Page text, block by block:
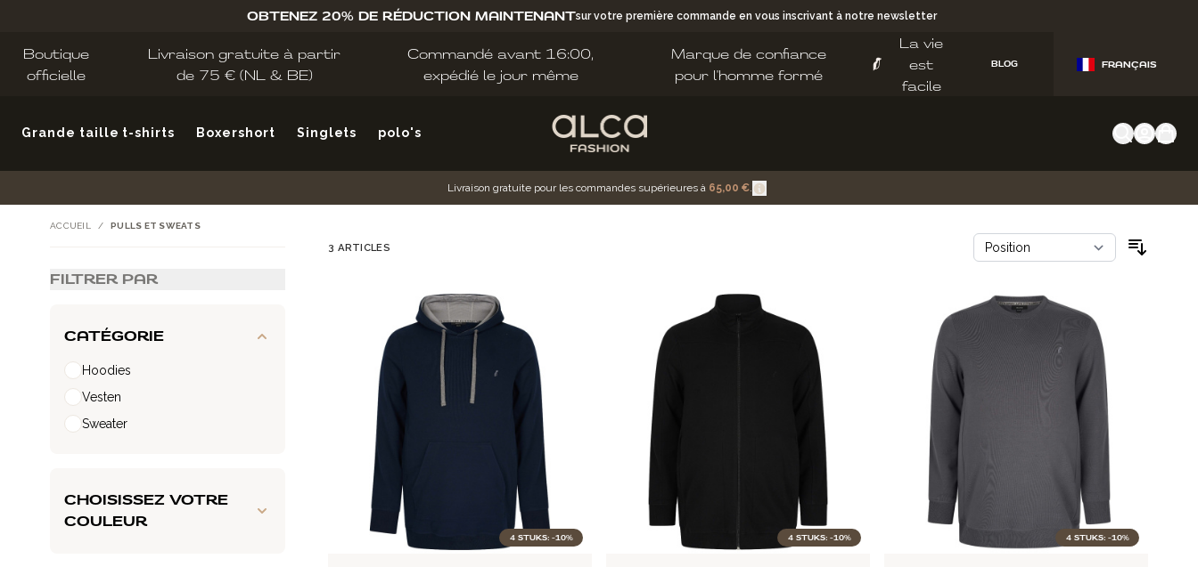
OBTENEZ 20% DE RÉDUCTION MAINTENANTsur votre première commande en vous inscrivant à notre newsletter
Boutique
officielle
Livraison gratuite à partir
de 75 € (NL & BE)
Commandé avant 16:00,
expédié le jour même
Marque de confiance
pour l'homme formé
La vie
est
facile
BLOG FRANÇAIS
Grande taille t-shirts Boxershort Singlets polo's
Livraison gratuite pour les commandes supérieures à 65,00 €.
FILTRER PAR
CATÉGORIE
Hoodies
Vesten
Sweater
CHOISISSEZ VOTRE
COULEUR
ACCUEIL / PULLS ET SWEATS
3 ARTICLES
4 STUKS: -10% 4 STUKS: -10% 4 STUKS: -10%